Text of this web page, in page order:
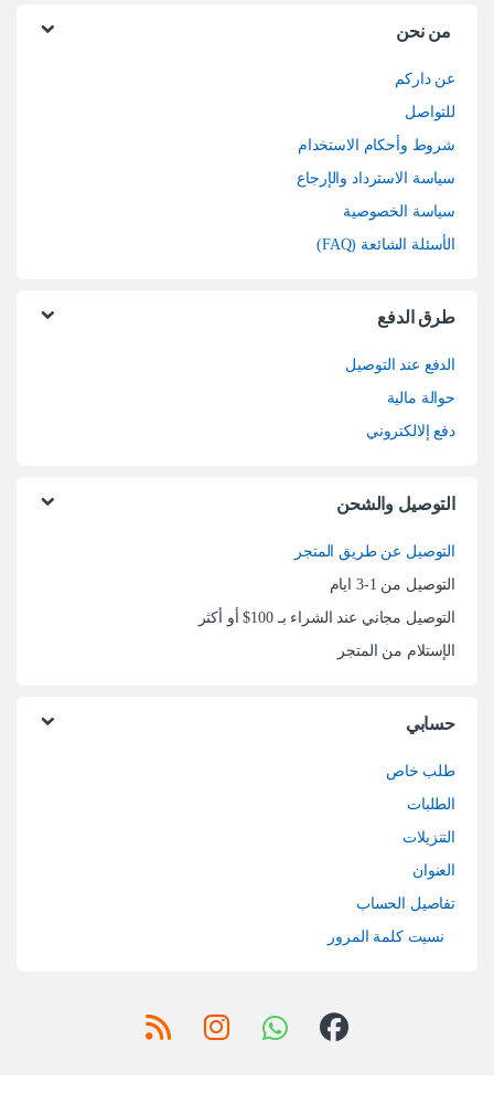
من نحن
عن داركم
للتواصل
شروط وأحكام الاستخدام
سياسة الاسترداد والإرجاع
سياسة الخصوصية
الأسئلة الشائعة (FAQ)
طرق الدفع
الدفع عند التوصيل
حوالة مالية
دفع إلالكتروني
التوصيل والشحن
التوصيل عن طريق المتجر
التوصيل من 1-3 ايام
التوصيل مجاني عند الشراء بـ 100$ أو أكثر
الإستلام من المتجر
حسابي
طلب خاص
الطلبات
التنزيلات
العنوان
تفاصيل الحساب
نسيت كلمة المرور